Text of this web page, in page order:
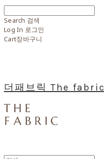
Search 검색
Log In 로그인
Cart장바구니
더패브릭 The fabric